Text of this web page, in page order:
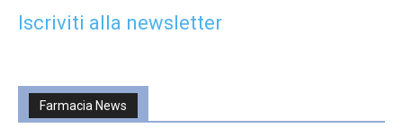
Iscriviti alla newsletter
Farmacia News